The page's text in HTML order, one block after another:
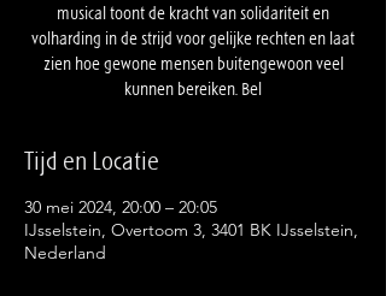
musical toont de kracht van solidariteit en
volharding in de strijd voor gelijke rechten en laat
zien hoe gewone mensen buitengewoon veel
kunnen bereiken. Bel
Tijd en Locatie
30 mei 2024, 20:00 – 20:05
IJsselstein, Overtoom 3, 3401 BK IJsselstein,
Nederland